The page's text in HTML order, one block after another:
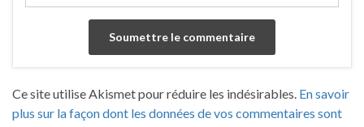
Ce site utilise Akismet pour réduire les indésirables. En savoir
plus sur la façon dont les données de vos commentaires sont